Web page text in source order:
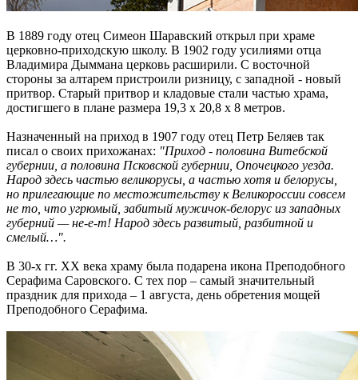
В 1889 году отец Симеон Шаравский открыл при храме
церковно-приходскую школу. В 1902 году усилиями отца
Владимира Дыммана церковь расширили. С восточной
стороны за алтарем пристроили ризницу, с западной - новый
притвор. Старый притвор и кладовые стали частью храма,
достигшего в плане размера 19,3 х 20,8 х 8 метров.
Назначенный на приход в 1907 году отец Петр Беляев так
писал о своих прихожанах: "Приход - половина Витебской
губернии, а половина Псковской губернии, Опочецкого уезда.
Народ здесь частью великорусы, а частью хотя и белорусы,
но прилегающие по местожительству к Великороссии совсем
не то, что угрюмый, забитый мужичок-белорус из западных
губерний — не-е-т! Народ здесь развитый, разбитной и
смелый…".
В 30-х гг. XX века храму была подарена икона Преподобного
Серафима Саровского. С тех пор – самый значительный
праздник для прихода – 1 августа, день обретения мощей
Преподобного Серафима.